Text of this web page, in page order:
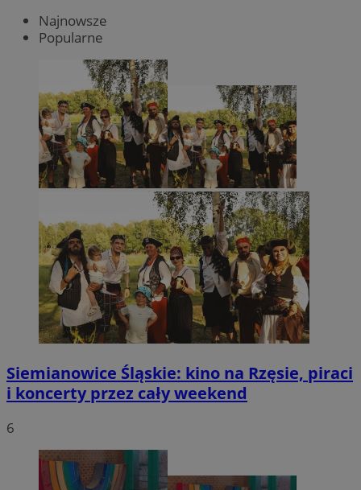
Najnowsze
Popularne
Siemianowice Śląskie: kino na Rzęsie, piraci
i koncerty przez cały weekend
6